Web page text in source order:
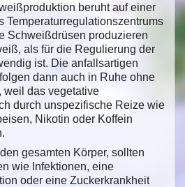
beruht auf einer
Temperaturregulationszentrums
Schweißdrüsen produzieren
als für die Regulierung der
ist. Die anfallsartigen
dann auch in Ruhe ohne
weil das vegetative
durch unspezifische Reize wie
Nikotin oder Koffein
gesamten Körper, sollten
wie Infektionen, eine
oder eine Zuckerkrankheit